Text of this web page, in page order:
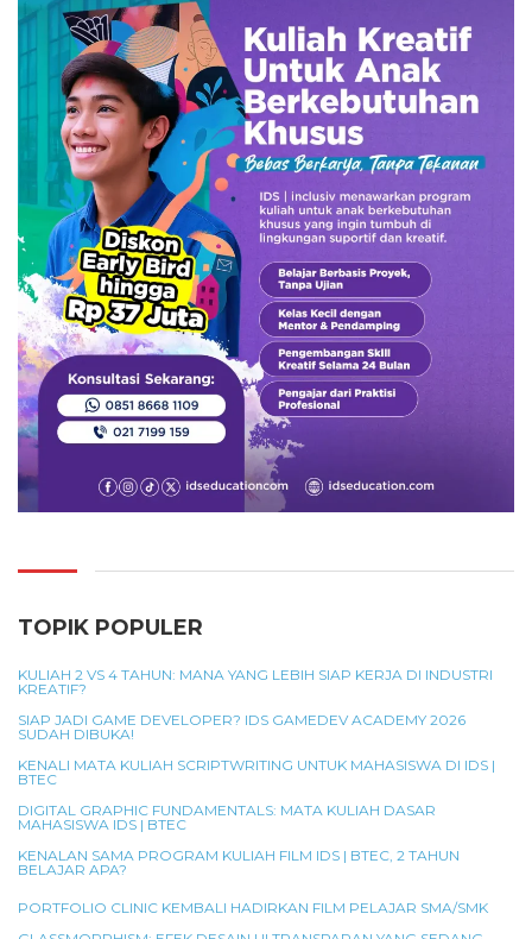
TOPIK POPULER
KULIAH 2 VS 4 TAHUN: MANA YANG LEBIH SIAP KERJA DI INDUSTRI
KREATIF?
SIAP JADI GAME DEVELOPER? IDS GAMEDEV ACADEMY 2026
SUDAH DIBUKA!
KENALI MATA KULIAH SCRIPTWRITING UNTUK MAHASISWA DI IDS |
BTEC
DIGITAL GRAPHIC FUNDAMENTALS: MATA KULIAH DASAR
MAHASISWA IDS | BTEC
KENALAN SAMA PROGRAM KULIAH FILM IDS | BTEC, 2 TAHUN
BELAJAR APA?
PORTFOLIO CLINIC KEMBALI HADIRKAN FILM PELAJAR SMA/SMK